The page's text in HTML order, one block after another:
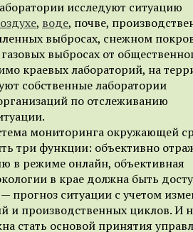
исследуют ситуацию
, воде, почве,
выбросах, снежном
выбросах от
краевых лабораторий, на
собственные лаборатории
по отслеживанию
мониторинга окружающей
три функции: объективно
в режиме онлайн, объективная
в крае должна быть
прогноз ситуации с учетом
и производственных циклов. И
стать основой принятия